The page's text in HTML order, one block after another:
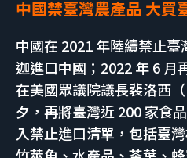
中國禁臺灣農產品 大買
中國在 2021 年陸續禁止
迦進口中國；2022 年 6 月
在美國眾議院議長裴洛西
夕，再將臺灣近 200 家食
入禁止進口清單，包括臺